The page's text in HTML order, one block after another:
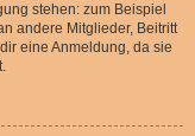
stehen: zum Beispiel
andere Mitglieder, Beitritt
eine Anmeldung, da sie